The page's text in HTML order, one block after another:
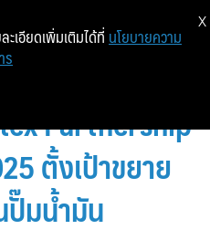
มาคมแฟรน
Partnership
ตั้งเป้าขยาย
ปั๊มน้ำมัน
ะเอียดเพิ่มเติมได้ที่ นโยบายความ
ร
X